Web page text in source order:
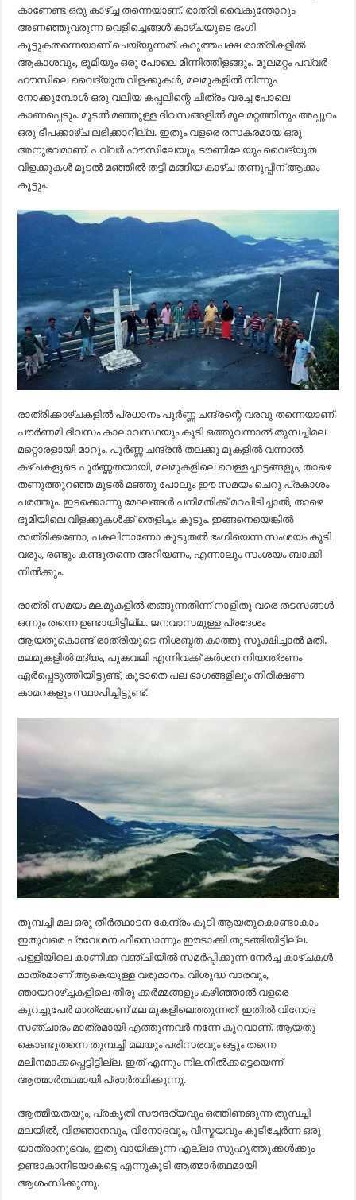
കാണേണ്ട ഒരു കാഴ്ച്ച തന്നെയാണ്. രാത്രി വൈകുന്തോറും
അണഞ്ഞുവരുന്ന വെളിച്ചെങ്ങൾ കാഴ്ചയുടെ ഭംഗി
കൂട്ടുകതന്നെയാണ് ചെയ്യുന്നത്. കറുത്തപക്ഷ രാത്രികളിൽ
ആകാശവും, ഭൂമിയും ഒരു പോലെ മിന്നിത്തിളങ്ങും. മൂലമറ്റം പവ്വർ
ഹൗസിലെ വൈദ്യുത വിളക്കുകൾ, മലമുകളിൽ നിന്നും
നോക്കുമ്പോൾ ഒരു വലിയ കപ്പലിന്റെ ചിത്രം വരച്ച പോലെ
കാണപ്പെടും. മൂടൽ മഞ്ഞുള്ള ദിവസങ്ങളിൽ മൂലമറ്റത്തിനും അപ്പുറം
ഒരു ദീപക്കാഴ്ച ലഭിക്കാറില്ല. ഇതും വളരെ രസകരമായ ഒരു
അനുഭവമാണ്. പവ്വർ ഹൗസിലേയും, ടൗണിലേയും വൈദ്യുത
വിളക്കുകൾ മൂടൽ മഞ്ഞിൽ തട്ടി മങ്ങിയ കാഴ്ച തണുപ്പിന് ആക്കം
കൂട്ടും.
രാത്രിക്കാഴ്ചകളിൽ പ്രധാനം പൂർണ്ണ ചന്ദ്രന്റെ വരവു തന്നെയാണ്.
പൗർണമി ദിവസം കാലാവസ്ഥയും കൂടി ഒത്തുവന്നാൽ തുമ്പച്ചിമല
മറ്റൊരളായി മാറും. പൂർണ്ണ ചന്ദ്രൻ തലക്കു മുകളിൽ വന്നാൽ
കഴ്ചകളുടെ പൂർണ്ണതയായി, മലമുകളിലെ വെള്ളച്ചാട്ടങ്ങളും, താഴെ
തണുത്തുറഞ്ഞ മൂടൽ മഞ്ഞു പോലും ഈ സമയം ചെറു പ്രകാശം
പരത്തും. ഇടക്കൊന്നു മേഘങ്ങൾ പനിമതിക്ക് മറപിടിച്ചാൽ, താഴെ
ഭൂമിയിലെ വിളക്കുകൾക്ക് തെളിച്ചം കൂടും. ഇങ്ങനെയെങ്കിൽ
രാത്രിക്കണോ, പകലിനാണോ കൂടുതൽ ഭംഗിയെന്ന സംശയം കൂടി
വരും, രണ്ടും കണ്ടുതന്നെ അറിയണം, എന്നാലും സംശയം ബാക്കി
നിൽക്കും.
രാത്രി സമയം മലമുകളിൽ തങ്ങുന്നതിന്ന് നാളിതു വരെ തടസങ്ങൾ
ഒന്നും തന്നെ ഉണ്ടായിട്ടില്ല. ജനവാസമുള്ള പ്രദേശം
ആയതുകൊണ്ട് രാത്രിയുടെ നിശബ്ദത കാത്തു സൂക്ഷിച്ചാൽ മതി.
മലമുകളിൽ മദ്യം, പുകവലി എന്നിവക്ക് കർശന നിയന്ത്രണം
ഏർപ്പെടുത്തിയിട്ടുണ്ട്, കൂടാതെ പല ഭാഗങ്ങളിലും നിരീക്ഷണ
കാമറകളും സ്ഥാപിച്ചിട്ടുണ്ട്.
തുമ്പച്ചി മല ഒരു തീർത്ഥാടന കേന്ദ്രം കൂടി ആയതുകൊണ്ടാകാം
ഇതുവരെ പ്രവേശന ഫീസൊന്നും ഈടാക്കി തുടങ്ങിയിട്ടില്ല.
പള്ളിയിലെ കാണിക്ക വഞ്ചിയിൽ സമർപ്പിക്കുന്ന നേർച്ച കാഴ്ചകൾ
മാത്രമാണ് ആകെയുള്ള വരുമാനം. വിശുദ്ധ വാരവും,
ഞായറാഴ്ച്ചകളിലെ തിരു ക്കർമ്മങ്ങളും കഴിഞ്ഞാൽ വളരെ
കുറച്ചുപേർ മാത്രമാണ് മല മുകളിലെത്തുന്നത്. ഇതിൽ വിനോദ
സഞ്ചാരം മാത്രമായി എത്തുന്നവർ നന്നേ കുറവാണ്. ആയതു
കൊണ്ടുതന്നെ തുമ്പച്ചി മലയും പരിസരവും ഒട്ടും തന്നെ
മലിനമാക്കപ്പെട്ടിട്ടില്ല. ഇത് എന്നും നിലനിൽക്കട്ടെയെന്ന്
ആത്മാർത്ഥമായി പ്രാർത്ഥിക്കുന്നു.
ആത്മീയതയും, പ്രകൃതി സൗന്ദര്യവും ഒത്തിണങുന്ന തുമ്പച്ചി
മലയിൽ, വിജ്ഞാനവും, വിനോദവും, വിസ്മയവും കൂടിച്ചേർന്ന ഒരു
യാത്രാനുഭവം, ഇതു വായിക്കുന്ന എല്ലാ സുഹൃത്തുക്കൾക്കും
ഉണ്ടാകാനിടയാകട്ടെ എന്നുകൂടി ആത്മാർത്ഥമായി
ആശംസിക്കുന്നു.